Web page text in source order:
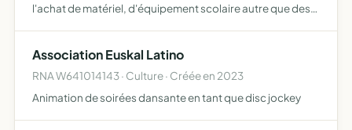
l'achat de matériel, d'équipement scolaire autre que des
Association Euskal Latino
RNA W641014143 · Culture · Créée en 2023
Animation de soirées dansante en tant que disc jockey